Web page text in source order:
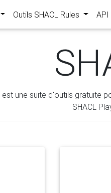
Outils SHACL Rules API
est une suite d'outils gratuite
SHACL